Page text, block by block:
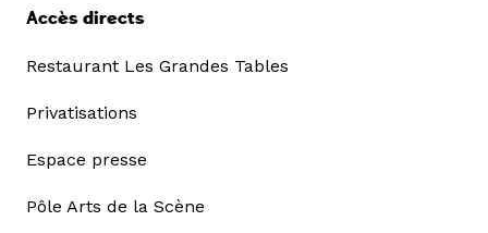
Accès directs
Restaurant Les Grandes Tables
Privatisations
Espace presse
Pôle Arts de la Scène